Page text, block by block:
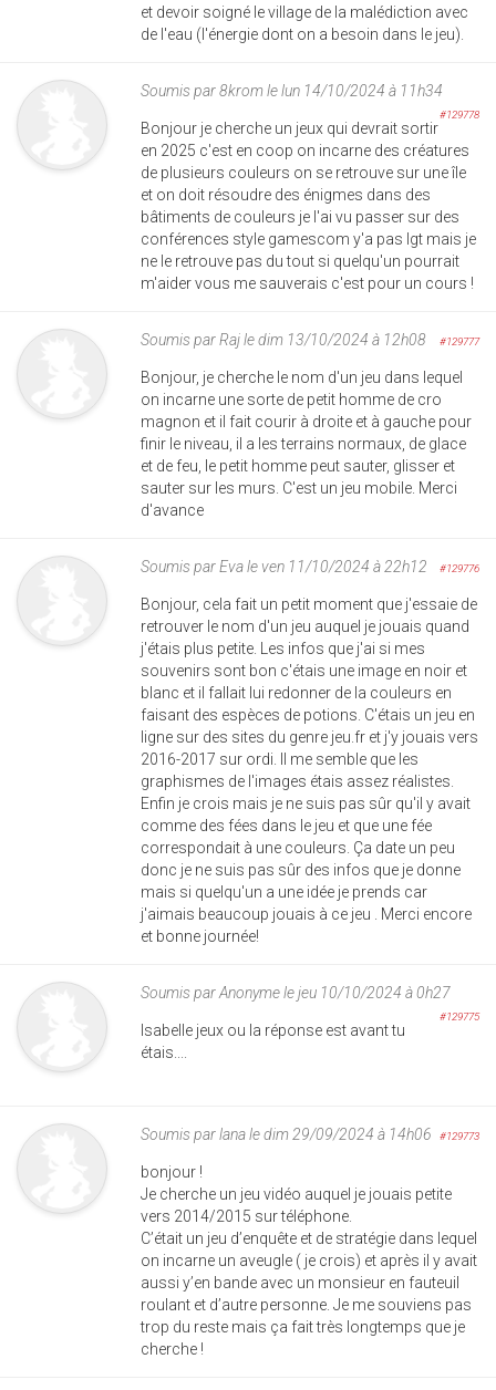
et devoir soigné le village de la malédiction avec
de l'eau (l'énergie dont on a besoin dans le jeu).
Soumis par8kromle lun 14/10/2024 à 11h34
#129778
Bonjour je cherche un jeux qui devrait sortir
en 2025 c'est en coop on incarne des créatures
de plusieurs couleurs on se retrouve sur une île
et on doit résoudre des énigmes dans des
bâtiments de couleurs je l'ai vu passer sur des
conférences style gamescom y'a pas lgt mais je
ne le retrouve pas du tout si quelqu'un pourrait
m'aider vous me sauverais c'est pour un cours !
Soumis parRajle dim 13/10/2024 à 12h08 #129777
Bonjour, je cherche le nom d'un jeu dans lequel
on incarne une sorte de petit homme de cro
magnon et il fait courir à droite et à gauche pour
finir le niveau, il a les terrains normaux, de glace
et de feu, le petit homme peut sauter, glisser et
sauter sur les murs. C'est un jeu mobile. Merci
d'avance
Soumis parEvale ven 11/10/2024 à 22h12 #129776
Bonjour, cela fait un petit moment que j'essaie de
retrouver le nom d'un jeu auquel je jouais quand
j'étais plus petite. Les infos que j'ai si mes
souvenirs sont bon c'étais une image en noir et
blanc et il fallait lui redonner de la couleurs en
faisant des espèces de potions. C'étais un jeu en
ligne sur des sites du genre jeu.fr et j'y jouais vers
2016-2017 sur ordi. Il me semble que les
graphismes de l'images étais assez réalistes.
Enfin je crois mais je ne suis pas sûr qu'il y avait
comme des fées dans le jeu et que une fée
correspondait à une couleurs. Ça date un peu
donc je ne suis pas sûr des infos que je donne
mais si quelqu'un a une idée je prends car
j'aimais beaucoup jouais à ce jeu . Merci encore
et bonne journée!
Soumis parAnonymele jeu 10/10/2024 à 0h27
#129775
Isabelle jeux ou la réponse est avant tu
étais....
Soumis parlanale dim 29/09/2024 à 14h06 #129773
bonjour !
Je cherche un jeu vidéo auquel je jouais petite
vers 2014/2015 sur téléphone.
C’était un jeu d’enquête et de stratégie dans lequel
on incarne un aveugle ( je crois) et après il y avait
aussi y’en bande avec un monsieur en fauteuil
roulant et d’autre personne. Je me souviens pas
trop du reste mais ça fait très longtemps que je
cherche !